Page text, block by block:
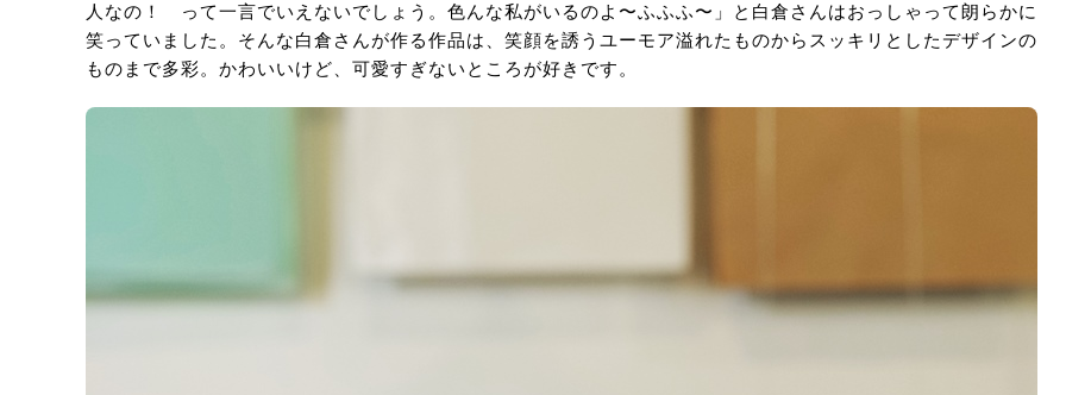
人なの！ って一言でいえないでしょう。色んな私がいるのよ〜ふふふ〜」と白倉さんはおっしゃって朗らかに
笑っていました。そんな白倉さんが作る作品は、笑顔を誘うユーモア溢れたものからスッキリとしたデザインの
ものまで多彩。かわいいけど、可愛すぎないところが好きです。